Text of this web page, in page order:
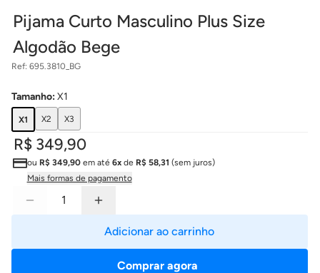
Pijama Curto Masculino Plus Size
Algodão Bege
Ref: 695.3810_BG
Tamanho:X1
X1 X2 X3
R$ 349,90
ou R$ 349,90em até 6xde R$ 58,31 (sem juros)
Mais formas de pagamento
Comprar agora
Adicionar ao carrinho